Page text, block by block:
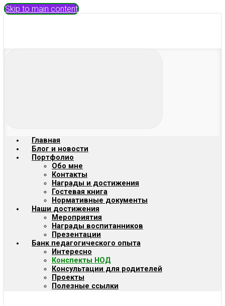
Skip to main content
Главная
Блог и новости
Портфолио
Обо мне
Контакты
Награды и достижения
Гостевая книга
Нормативные документы
Наши достижения
Мероприятия
Награды воспитанников
Презентации
Банк педагогического опыта
Интересно
Конспекты НОД
Консультации для родителей
Проекты
Полезные ссылки